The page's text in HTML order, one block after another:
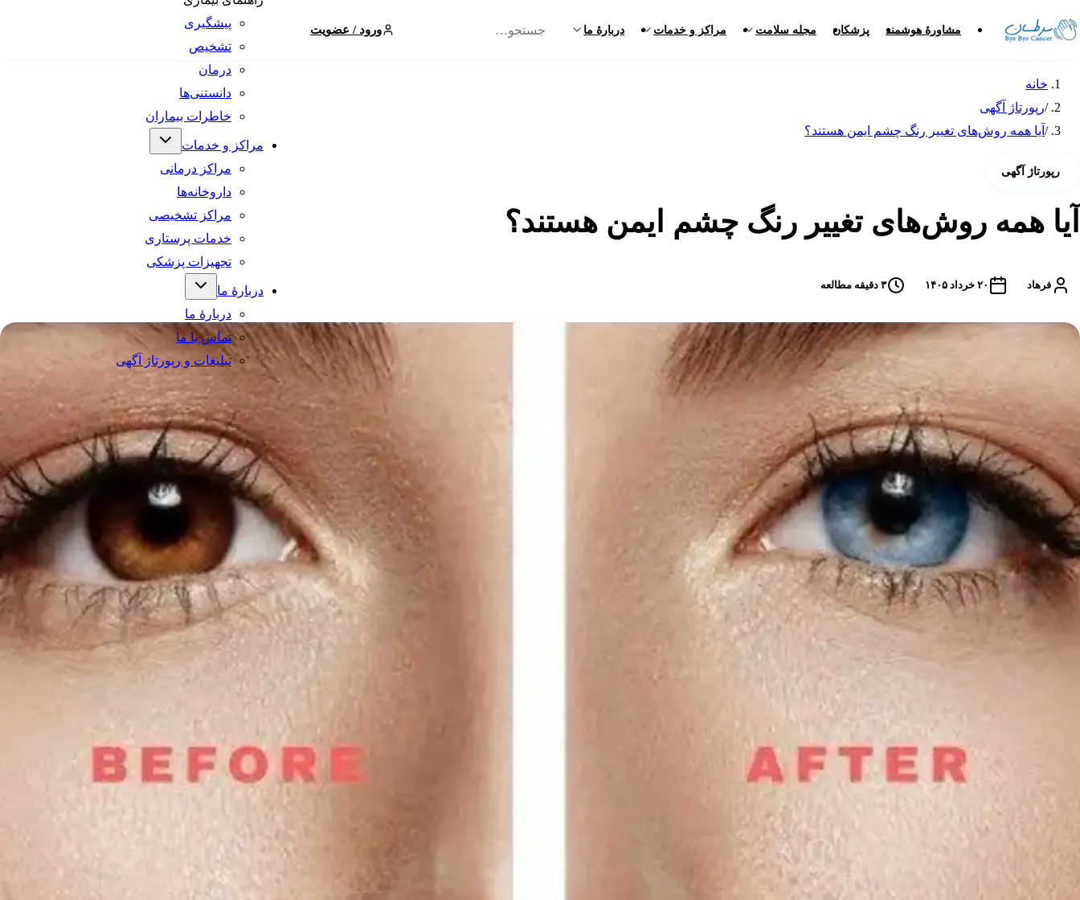
مشاورهٔ هوشمند پزشکان مجله سلامت مراکز و خدمات دربارهٔ ما ورود / عضویت
پیشگیری
تشخیص
درمان
دانستنی‌ها
خاطرات بیماران
مراکز و خدمات
مراکز درمانی
داروخانه‌ها
مراکز تشخیصی
خدمات پرستاری
تجهیزات پزشکی
دربارهٔ ما
دربارهٔ ما
تماس با ما
تبلیغات و رپورتاژ آگهی
خانه
/رپورتاژ آگهی
/ آیا همه روش‌های تغییر رنگ چشم ایمن هستند؟
رپورتاژ آگهی
آیا همه روش‌های تغییر رنگ چشم ایمن هستند؟
فرهاد ۲۰ خرداد ۱۴۰۵ ۳ دقیقه مطالعه